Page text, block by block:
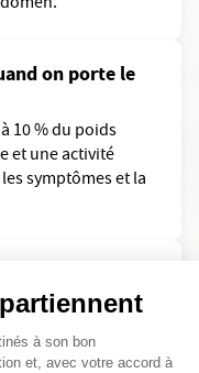
à son bon
et, avec votre accord à
on porte le
10 % du poids
et une activité
symptômes et la
au SMOP ?
des symptômes
pilosité excessive,
elles :